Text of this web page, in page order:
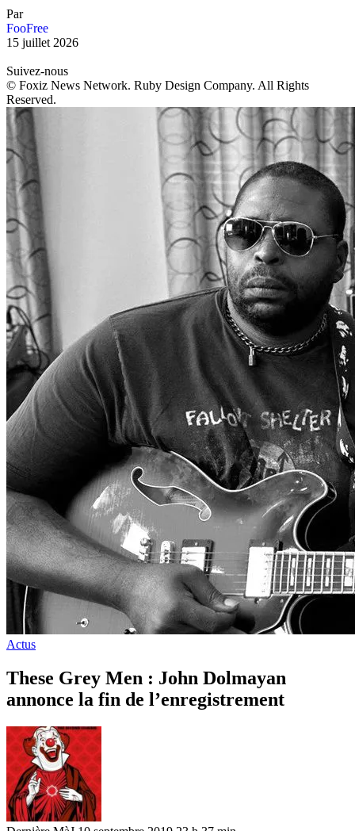
Par
FooFree
15 juillet 2026
Suivez-nous
© Foxiz News Network. Ruby Design Company. All Rights
Reserved.
Actus
These Grey Men : John Dolmayan
annonce la fin de l’enregistrement